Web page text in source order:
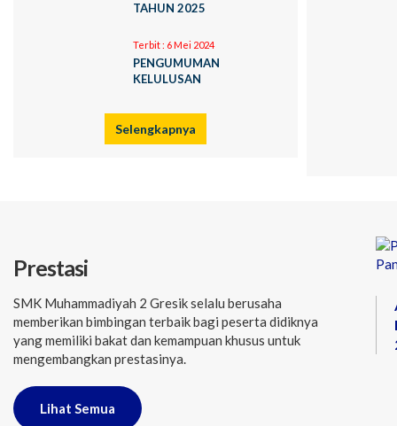
TAHUN 2025
Terbit : 6 Mei 2024
PENGUMUMAN
KELULUSAN
Selengkapnya
Prestasi
SMK Muhammadiyah 2 Gresik selalu berusaha
memberikan bimbingan terbaik bagi peserta didiknya
yang memiliki bakat dan kemampuan khusus untuk
mengembangkan prestasinya.
Lihat Semua